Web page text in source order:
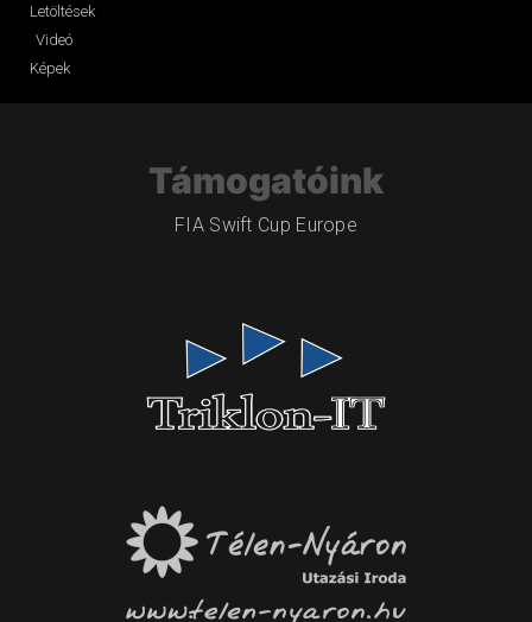
Letöltések
Videó
Képek
Támogatóink
FIA Swift Cup Europe